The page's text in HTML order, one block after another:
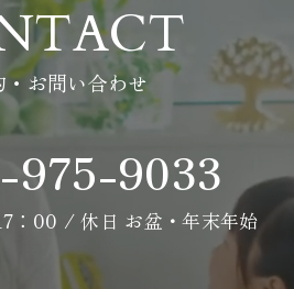
・お問い合わせ
975-9033
：00 / 休日 お盆・年末年始